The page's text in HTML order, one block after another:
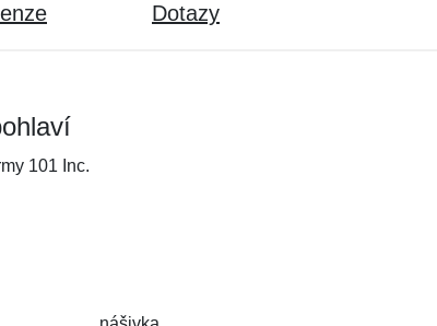
Dotazy
101 Inc.